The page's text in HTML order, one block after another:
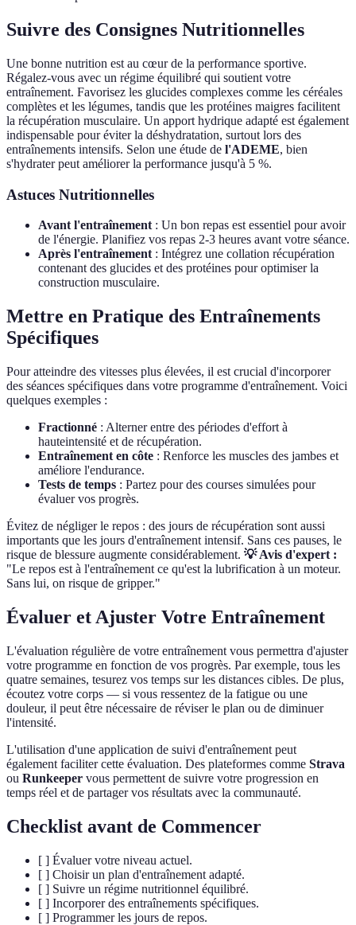
Suivre des Consignes Nutritionnelles
Une bonne nutrition est au cœur de la performance sportive.
Régalez-vous avec un régime équilibré qui soutient votre
entraînement. Favorisez les glucides complexes comme les céréales
complètes et les légumes, tandis que les protéines maigres facilitent
la récupération musculaire. Un apport hydrique adapté est également
indispensable pour éviter la déshydratation, surtout lors des
entraînements intensifs. Selon une étude de l'ADEME, bien
s'hydrater peut améliorer la performance jusqu'à 5 %.
Astuces Nutritionnelles
Avant l'entraînement : Un bon repas est essentiel pour avoir
de l'énergie. Planifiez vos repas 2-3 heures avant votre séance.
Après l'entraînement : Intégrez une collation récupération
contenant des glucides et des protéines pour optimiser la
construction musculaire.
Mettre en Pratique des Entraînements
Spécifiques
Pour atteindre des vitesses plus élevées, il est crucial d'incorporer
des séances spécifiques dans votre programme d'entraînement. Voici
quelques exemples :
Fractionné : Alterner entre des périodes d'effort à
hauteintensité et de récupération.
Entraînement en côte : Renforce les muscles des jambes et
améliore l'endurance.
Tests de temps : Partez pour des courses simulées pour
évaluer vos progrès.
Évitez de négliger le repos : des jours de récupération sont aussi
importants que les jours d'entraînement intensif. Sans ces pauses, le
risque de blessure augmente considérablement. 💡 Avis d'expert :
"Le repos est à l'entraînement ce qu'est la lubrification à un moteur.
Sans lui, on risque de gripper."
Évaluer et Ajuster Votre Entraînement
L'évaluation régulière de votre entraînement vous permettra d'ajuster
votre programme en fonction de vos progrès. Par exemple, tous les
quatre semaines, tesurez vos temps sur les distances cibles. De plus,
écoutez votre corps — si vous ressentez de la fatigue ou une
douleur, il peut être nécessaire de réviser le plan ou de diminuer
l'intensité.
L'utilisation d'une application de suivi d'entraînement peut
également faciliter cette évaluation. Des plateformes comme Strava
ou Runkeeper vous permettent de suivre votre progression en
temps réel et de partager vos résultats avec la communauté.
Checklist avant de Commencer
[ ] Évaluer votre niveau actuel.
[ ] Choisir un plan d'entraînement adapté.
[ ] Suivre un régime nutritionnel équilibré.
[ ] Incorporer des entraînements spécifiques.
[ ] Programmer les jours de repos.